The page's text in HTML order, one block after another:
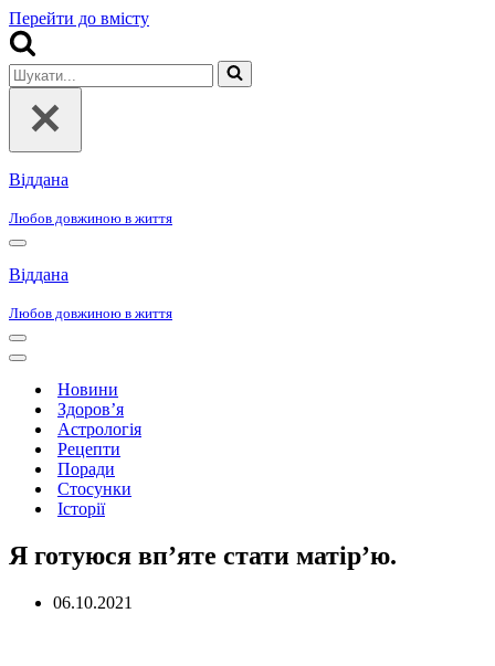
Перейти до вмісту
Шукати...
Віддана
Любов довжиною в життя
Меню
навігації
Віддана
Любов довжиною в життя
Меню
навігації
Меню
навігаціїНовини
Здоров’я
Астрологія
Рецепти
Поради
Стосунки
Історії
Я готуюся вп’яте стати матір’ю.
06.10.2021